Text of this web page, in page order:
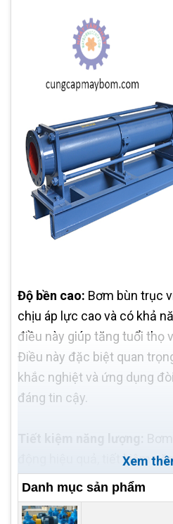
Độ bền cao: Bơm bùn trục
chịu áp lực cao và có khả
điều này giúp tăng tuổi thọ
Điều này đặc biệt quan
khắc nghiệt và ứng dụng
đáng tin cậy.
động hiệu quả, tiết kiệm
phí vận hành. Thiết kế và
chúng được tối ưu hóa để
nhất và tiêu thụ năng lượng
Xem
Danh mục sản phẩm